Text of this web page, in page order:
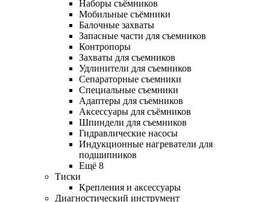
Наборы съёмников
Мобильные съёмники
Балочные захваты
Запасные части для съемников
Контропоры
Захваты для съемников
Удлинители для съемников
Сепараторные съемники
Специальные съемники
Адаптеры для съемников
Аксессуары для съёмников
Шпиндели для съемников
Гидравлические насосы
Индукционные нагреватели для
подшипников
Ещё 8
Тиски
Крепления и аксессуары
Диагностический инструмент